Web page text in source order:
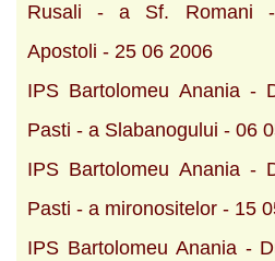
Rusali - a Sf. Romani -
Apostoli - 25 06 2006
IPS Bartolomeu Anania -
Pasti - a Slabanogului - 06
IPS Bartolomeu Anania -
Pasti - a mironositelor - 15
IPS Bartolomeu Anania -